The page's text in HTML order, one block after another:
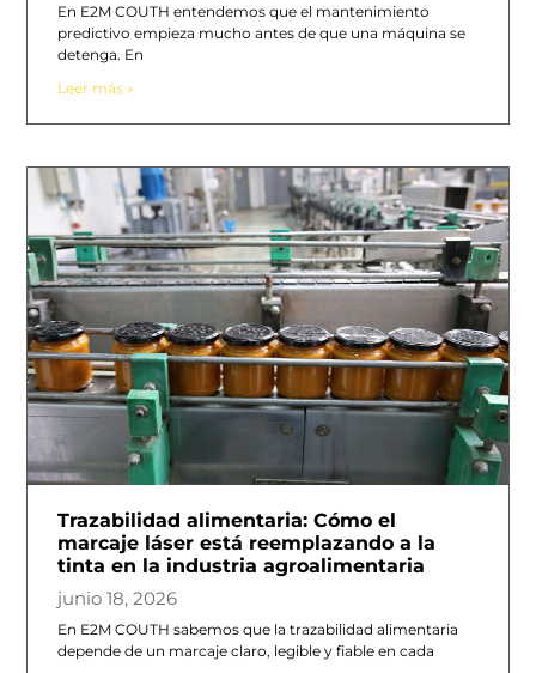
En E2M COUTH entendemos que el mantenimiento
predictivo empieza mucho antes de que una máquina se
detenga. En
Leer más »
Trazabilidad alimentaria: Cómo el
marcaje láser está reemplazando a la
tinta en la industria agroalimentaria
junio 18, 2026
En E2M COUTH sabemos que la trazabilidad alimentaria
depende de un marcaje claro, legible y fiable en cada